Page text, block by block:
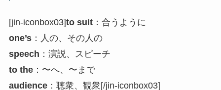
[jin-iconbox03]to suit：合うように
one’s：人の、その人の
speech ：演説、スピーチ
to the：〜へ、〜まで
audience：聴衆、観衆[/jin-iconbox03]